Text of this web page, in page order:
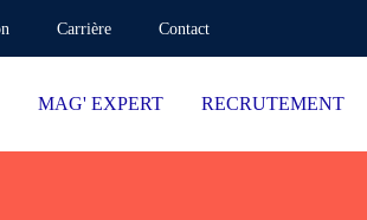
Carrière Contact
MAG' EXPERT RECRUTEMENT